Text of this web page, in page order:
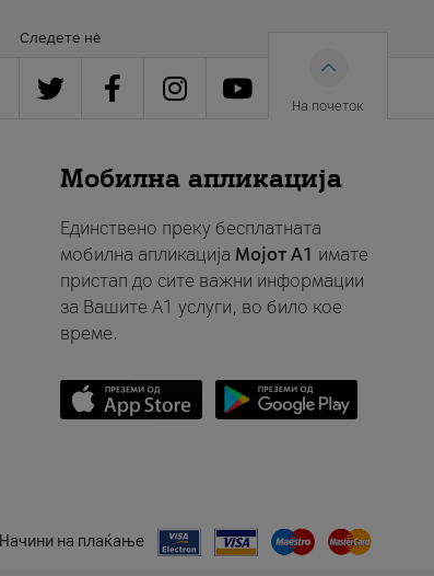
Следете нè
На почеток
Мобилна апликација
Единствено преку бесплатната
мобилна апликација Мојот A1 имате
пристап до сите важни информации
за Вашите A1 услуги, во било кое
време.
Начини на плаќање